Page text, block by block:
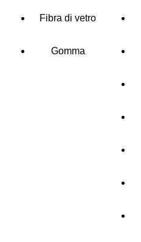
Fibra di vetro
Gomma